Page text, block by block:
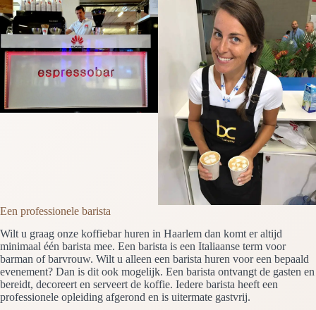
Een professionele barista
Wilt u graag onze koffiebar huren in Haarlem dan komt er altijd
minimaal één barista mee. Een barista is een Italiaanse term voor
barman of barvrouw. Wilt u alleen een barista huren voor een bepaald
evenement? Dan is dit ook mogelijk. Een barista ontvangt de gasten en
bereidt, decoreert en serveert de koffie. Iedere barista heeft een
professionele opleiding afgerond en is uitermate gastvrij.